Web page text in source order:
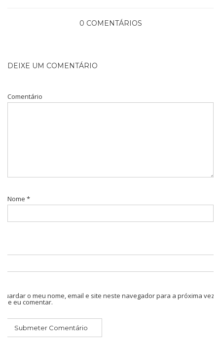
0 COMENTÁRIOS
DEIXE UM COMENTÁRIO
Comentário
Nome *
Guardar o meu nome, email e site neste navegador para a próxima vez
que eu comentar.